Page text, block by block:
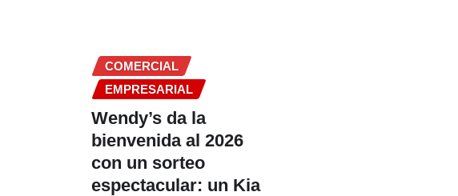
COMERCIAL
EMPRESARIAL
Wendy’s da la
bienvenida al 2026
con un sorteo
espectacular: un Kia